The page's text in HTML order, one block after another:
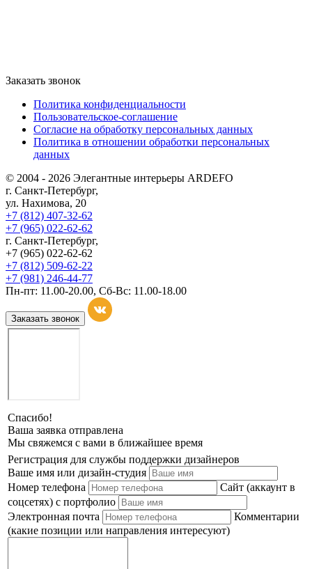
Заказать звонок
Политика конфиденциальности
Пользовательское-соглашение
Согласие на обработку персональных данных
Политика в отношении обработки персональных
данных
© 2004 - 2026 Элегантные интерьеры ARDEFO
г. Санкт-Петербург,
ул. Нахимова, 20
+7 (812) 407-32-62
+7 (965) 022-62-62
г. Санкт-Петербург,
+7 (965) 022-62-62
+7 (812) 509-62-22
+7 (981) 246-44-77
Пн-пт: 11.00-20.00, Сб-Вс: 11.00-18.00
Заказать звонок
Спасибо!
Ваша заявка отправлена
Мы свяжемся с вами в ближайшее время
Регистрация для службы поддержки дизайнеров
Ваше имя или дизайн-студия
Номер телефона
Сайт (аккаунт в
соцсетях) с портфолио
Электронная почта
Комментарии
(какие позиции или направления интересуют)